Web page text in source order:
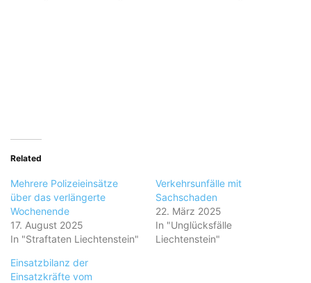
Related
Mehrere Polizeieinsätze
über das verlängerte
Wochenende
17. August 2025
In "Straftaten Liechtenstein"
Verkehrsunfälle mit
Sachschaden
22. März 2025
In "Unglücksfälle
Liechtenstein"
Einsatzbilanz der
Einsatzkräfte vom